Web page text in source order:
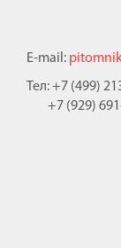
E-mail:
Тел: +7 (499)
+7 (929) 691-